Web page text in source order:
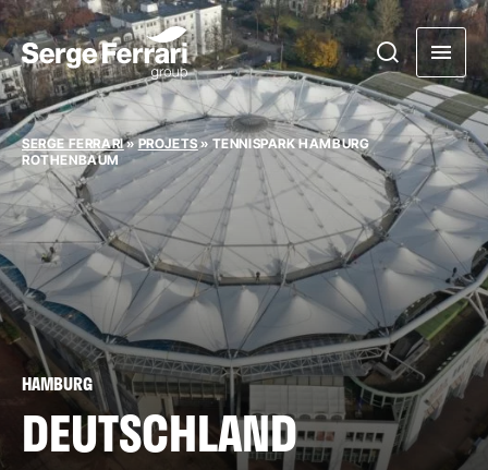
SERGE FERRARI»PROJETS» TENNISPARK HAMBURG
ROTHENBAUM
HAMBURG
DEUTSCHLAND